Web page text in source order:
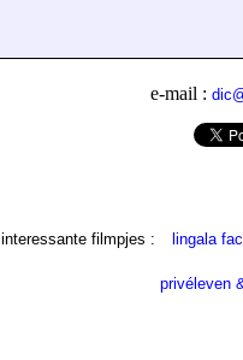
e-mail :
interessante filmpjes : lingala
privéleven